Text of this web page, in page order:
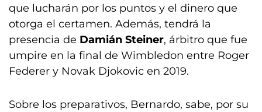
que lucharán por los puntos y el dinero que
otorga el certamen. Además, tendrá la
presencia de Damián Steiner, árbitro que fue
umpire en la final de Wimbledon entre Roger
Federer y Novak Djokovic en 2019.
Sobre los preparativos, Bernardo, sabe, por su